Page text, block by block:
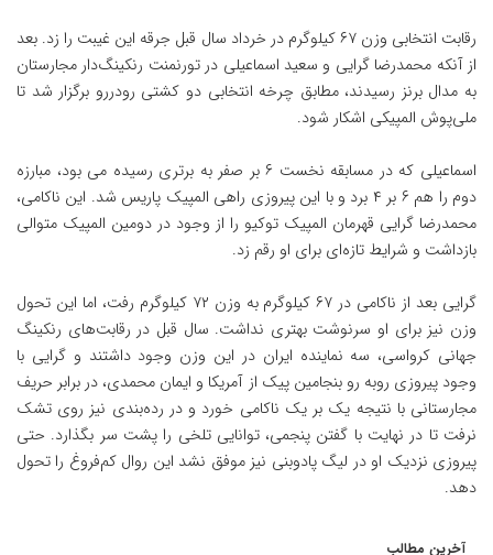
رقابت انتخابی وزن ۶۷ کیلوگرم در خرداد سال قبل جرقه این غیبت را زد. بعد
از آنکه محمدرضا گرایی و سعید اسماعیلی در تورنمنت رنکینگ‌دار مجارستان
به مدال برنز رسیدند، مطابق چرخه انتخابی دو کشتی رودررو برگزار شد تا
ملی‌پوش المپیکی اشکار شود.
اسماعیلی که در مسابقه نخست ۶ بر صفر به برتری رسیده می بود، مبارزه
دوم را هم ۶ بر ۴ برد و با این پیروزی راهی المپیک پاریس شد. این ناکامی،
محمدرضا گرایی قهرمان المپیک توکیو را از وجود در دومین المپیک متوالی
بازداشت و شرایط تازه‌ای برای او رقم زد.
گرایی بعد از ناکامی در ۶۷ کیلوگرم به وزن ۷۲ کیلوگرم رفت، اما این تحول
وزن نیز برای او سرنوشت بهتری نداشت. سال قبل در رقابت‌های رنکینگ
جهانی کرواسی، سه نماینده ایران در این وزن وجود داشتند و گرایی با
وجود پیروزی روبه رو بنجامین پیک از آمریکا و ایمان محمدی، در برابر حریف
مجارستانی با نتیجه یک بر یک ناکامی خورد و در رده‌بندی نیز روی تشک
نرفت تا در نهایت با گفتن پنجمی، توانایی تلخی را پشت سر بگذارد. حتی
پیروزی نزدیک او در لیگ پادوبنی نیز موفق نشد این روال کم‌فروغ را تحول
دهد.
آخرین مطالب